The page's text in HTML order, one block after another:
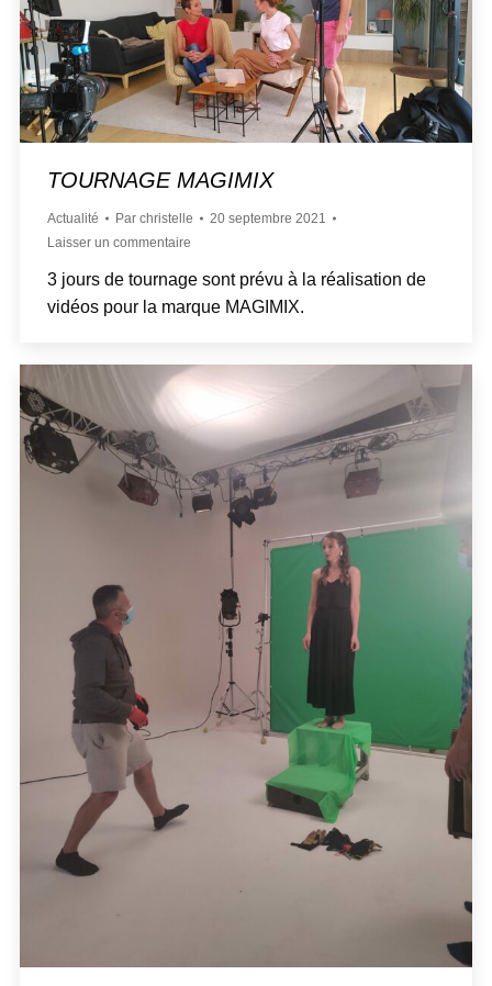
TOURNAGE MAGIMIX
Actualité Par christelle
20 septembre 2021
Laisser un commentaire
3 jours de tournage sont prévu à la réalisation de
vidéos pour la marque MAGIMIX.